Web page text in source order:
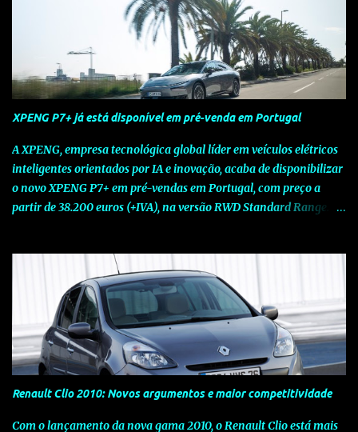
XPENG P7+ já está disponível em pré-venda em Portugal
A XPENG, empresa tecnológica global líder em veículos elétricos
inteligentes orientados por IA e inovação, acaba de disponibilizar
o novo XPENG P7+ em pré-vendas em Portugal, com preço a
partir de 38.200 euros (+IVA), na versão RWD Standard Range.
num momento decisivo, em que a indústria automóvel evolui da
mobilidade baseada na potência para a mobilidade baseada na
inteligência. Concebido como um fastback preparado para o
futuro e otimizado por Inteligência Artificial (IA), o novo XPENG
P7+ combina uma arquitetura inteligente avançada, um espaço
de referência no segmento e grande versatilidade para viagens,
respondendo às exigências do quotidiano europeu e refletindo o
compromisso de longo prazo da XPENG com a mobilidade
elétrica centrada no utilizador. O novo XPENG P7+ destaca-se
Renault Clio 2010: Novos argumentos e maior competitividade
Com o lançamento da nova gama 2010, o Renault Clio está mais